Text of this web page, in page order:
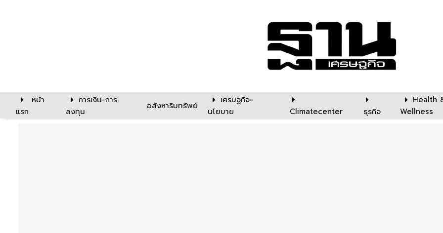
หน้า
แรก
การเงิน-การ
ลงทุน
อสังหาริมทรัพย์
เศรษฐกิจ-
นโยบาย
Climatecenter ธุรกิจ
Health
Wellness